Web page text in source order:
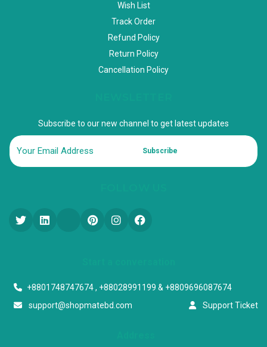
Wish List
Track Order
Refund Policy
Return Policy
Cancellation Policy
Subscribe to our new channel to get latest updates
Subscribe
+8801748747674 , +88028991199 & +8809696087674
support@shopmatebd.com
Support Ticket